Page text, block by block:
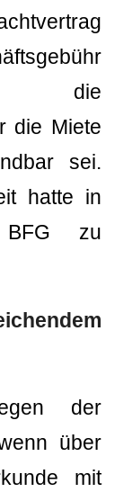
die
die Miete
sei.
hatte in
zu
der
über
mit